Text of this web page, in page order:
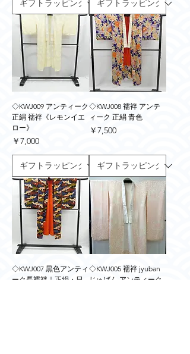
◇KWJ009 アンティーク
正絹 襦袢《レモンイエ
ロー》
価格
￥7,000
◇KWJ008 襦袢 アンテ
ィーク 正絹 青色
価格
￥7,500
◇KWJ007 黒色アンティ
ーク長襦袢｜正絹・日
◇KWJ005 襦袢 jyuban
じゅばん アンティーク